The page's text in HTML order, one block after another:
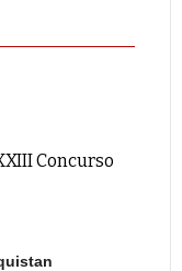
Concurso